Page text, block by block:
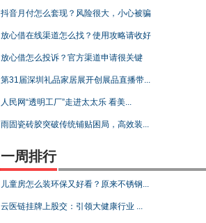
抖音月付怎么套现？风险很大，小心被骗
放心借在线渠道怎么找？使用攻略请收好
放心借怎么投诉？官方渠道申请很关键
第31届深圳礼品家居展开创展品直播带...
人民网“透明工厂”走进太太乐 看美...
雨固瓷砖胶突破传统铺贴困局，高效装...
一周排行
儿童房怎么装环保又好看？原来不锈钢...
云医链挂牌上股交：引领大健康行业 ...